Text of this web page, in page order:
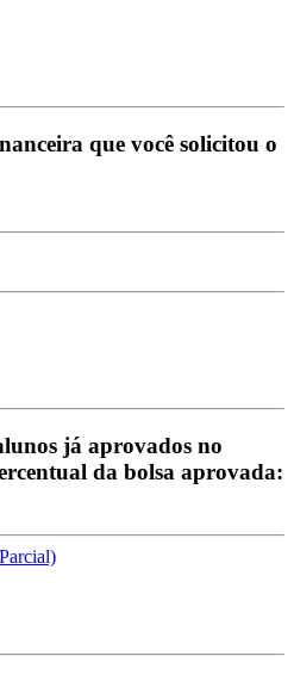
que você solicitou o
já aprovados no
da bolsa aprovada: